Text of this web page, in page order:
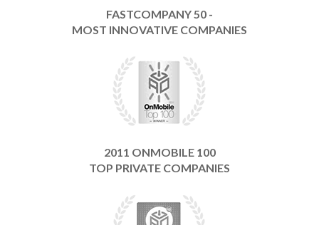
FASTCOMPANY 50 -
MOST INNOVATIVE COMPANIES
2011 ONMOBILE 100
TOP PRIVATE COMPANIES